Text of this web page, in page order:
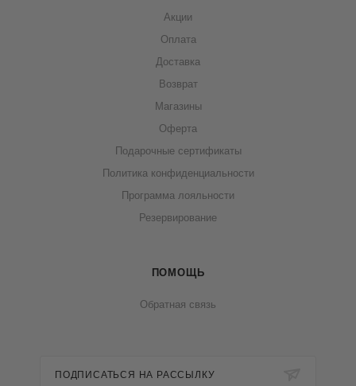
Акции
Оплата
Доставка
Возврат
Магазины
Оферта
Подарочные сертификаты
Политика конфиденциальности
Программа лояльности
Резервирование
ПОМОЩЬ
Обратная связь
ПОДПИСАТЬСЯ НА РАССЫЛКУ